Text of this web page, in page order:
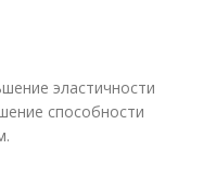
эластичности
способности